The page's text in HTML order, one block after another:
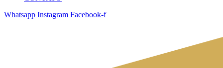
Whatsapp Instagram Facebook-f